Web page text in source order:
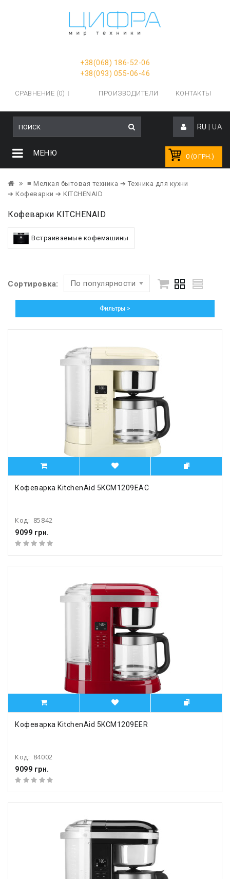
+38(068) 186-52-06
+38(093) 055-06-46
СРАВНЕНИЕ (0) ПРОИЗВОДИТЕЛИ КОНТАКТЫ
RU UA
0 (0 ГРН.)
МЕНЮ
≡ Мелкая бытовая техника ➔ Техника для кухни
➔ Кофеварки ➔ KITCHENAID
Кофеварки KITCHENAID
Встраиваемые кофемашины
Сортировка: По популярности
Фильтры >
Кофеварка KitchenAid 5KCM1209EAC
Код: 85842
9099 грн.
Кофеварка KitchenAid 5KCM1209EER
Код: 84002
9099 грн.